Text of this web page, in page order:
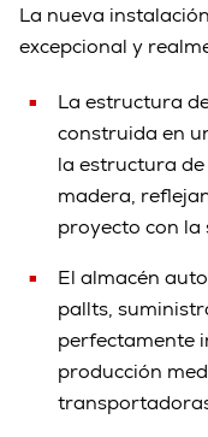
La nueva
excepcional y
La estructura
construida en
la estructura
madera,
proyecto con la
El almacén
pallts,
perfectamente
producción